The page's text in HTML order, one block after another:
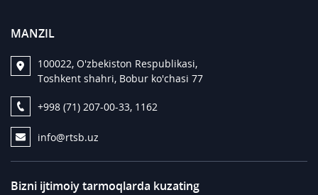
MANZIL
100022, O'zbekiston Respublikasi,
Toshkent shahri, Bobur ko'chasi 77
+998 (71) 207-00-33, 1162
info@rtsb.uz
Bizni ijtimoiy tarmoqlarda kuzating